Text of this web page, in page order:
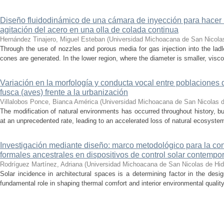
Diseño fluidodinámico de una cámara de inyección para
agitación del acero en una olla de colada continua
Hernández Tinajero, Miguel Esteban (Universidad Michoacana de San
Through the use of nozzles and porous media for gas injection into the
cones are generated. In the lower region, where the diameter is smaller,
Variación en la morfología y conducta vocal entre poblaciones
fusca (aves) frente a la urbanización
Villalobos Ponce, Bianca América (Universidad Michoacana de San Nicolas
The modification of natural environments has occurred throughout history,
at an unprecedented rate, leading to an accelerated loss of natural
Investigación mediante diseño: marco metodológico para la
formales ancestrales en dispositivos de control solar
Rodríguez Martínez, Adriana (Universidad Michoacana de San Nicolas de
Solar incidence in architectural spaces is a determining factor in the
fundamental role in shaping thermal comfort and interior environmental